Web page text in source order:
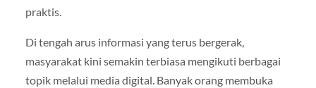
praktis.
Di tengah arus informasi yang terus bergerak,
masyarakat kini semakin terbiasa mengikuti berbagai
topik melalui media digital. Banyak orang membuka